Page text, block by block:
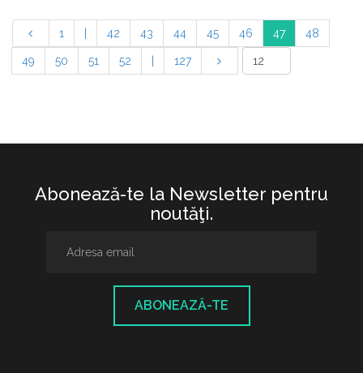
1 42 43 44 45 46 47 48
49 50 51 52 127
Abonează-te la Newsletter pentru
noutăţi.
ABONEAZĂ-TE